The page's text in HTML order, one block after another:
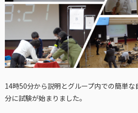
14時50分から説明とグループ内での簡単
分に試験が始まりました。